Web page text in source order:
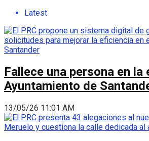
Latest
Fallece una persona en la
Ayuntamiento de
13/05/26 11:01 AM